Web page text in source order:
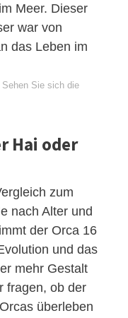
Meer. Dieser
war von
das Leben im
Sehen Sie sich die
Hai oder
zum
nach Alter und
der Orca 16
und das
mehr Gestalt
fragen, ob der
überleben